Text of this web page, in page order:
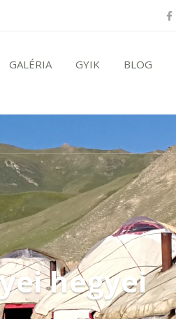
GALÉRIA GYIK BLOG
hegyei